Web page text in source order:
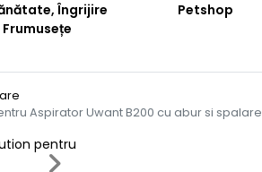
Îngrijire
Frumusețe
Petshop
Aspirator Uwant B200 cu abur si spalare
Next